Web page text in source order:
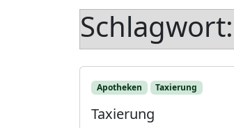
Schlagwort:
Apotheken Taxierung
Taxierung